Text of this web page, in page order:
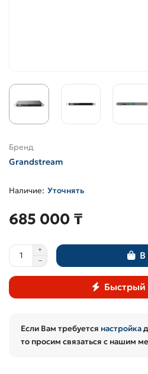
Бренд
Grandstream
Уточнять
685 000 ₸
В
Быстрый
Если Вам требуется настройка
то просим связаться с нашим